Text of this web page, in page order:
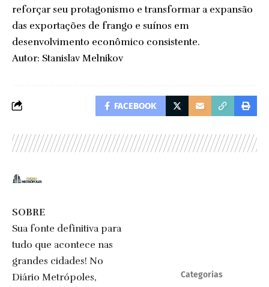
reforçar seu protagonismo e transformar a expansão
das exportações de frango e suínos em
desenvolvimento econômico consistente.
Autor: Stanislav Melnikov
FACEBOOK
SOBRE
Sua fonte definitiva para
tudo que acontece nas
grandes cidades! No
Diário Metrópoles,
Categorias